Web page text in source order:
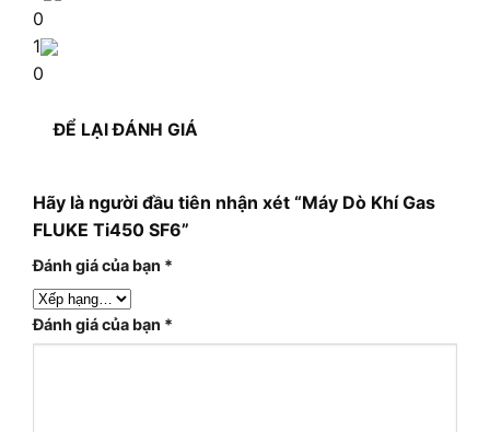
0
1
0
ĐỂ LẠI ĐÁNH GIÁ
Hãy là người đầu tiên nhận xét “Máy Dò Khí Gas
FLUKE Ti450 SF6”
Đánh giá của bạn *
Đánh giá của bạn *